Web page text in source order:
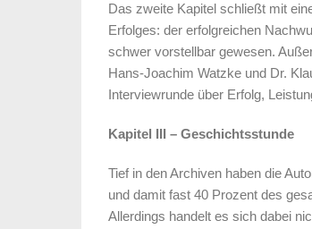
Das zweite Kapitel schließt mit
Erfolges: der erfolgreichen
schwer vorstellbar gewesen.
Hans-Joachim Watzke und Dr.
Interviewrunde über Erfolg,
Kapitel III – Geschichtsstunde
Tief in den Archiven haben die
und damit fast 40 Prozent des
Allerdings handelt es sich dabei